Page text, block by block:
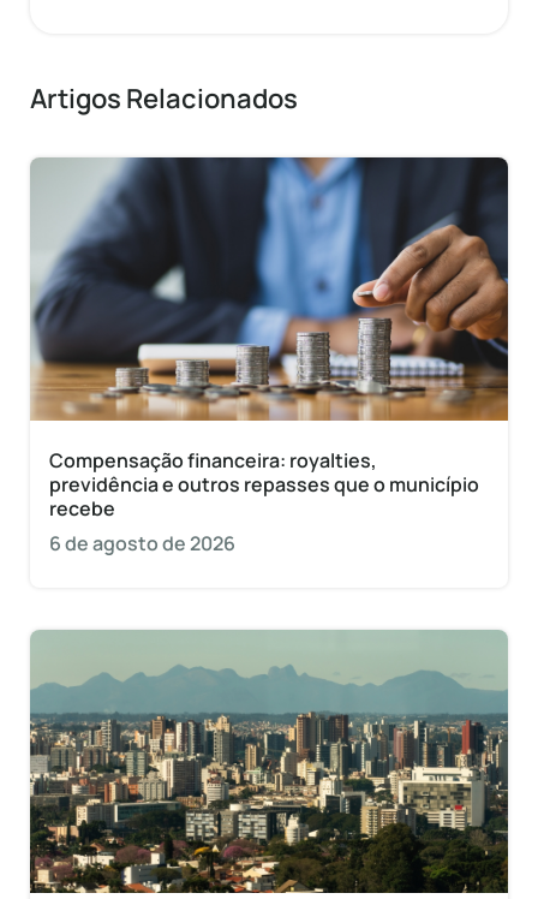
Artigos Relacionados
Compensação financeira: royalties,
previdência e outros repasses que o município
recebe
6 de agosto de 2026